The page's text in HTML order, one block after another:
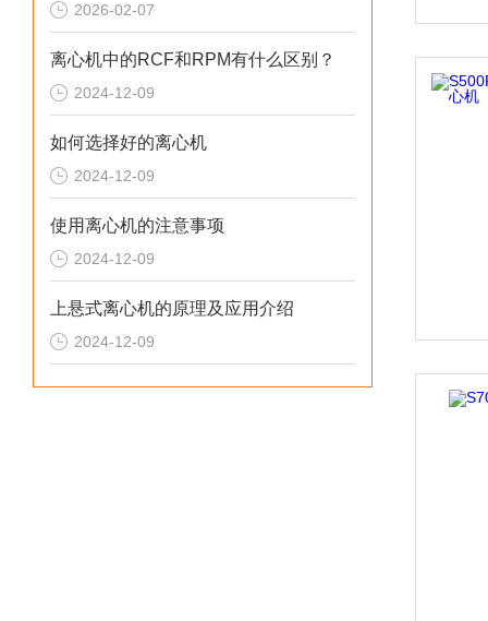
2026-02-07
离心机中的RCF和RPM有什么区别？
2024-12-09
如何选择好的离心机
2024-12-09
使用离心机的注意事项
2024-12-09
上悬式离心机的原理及应用介绍
2024-12-09